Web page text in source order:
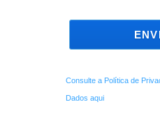
Consulte a Política de
Dados aqui